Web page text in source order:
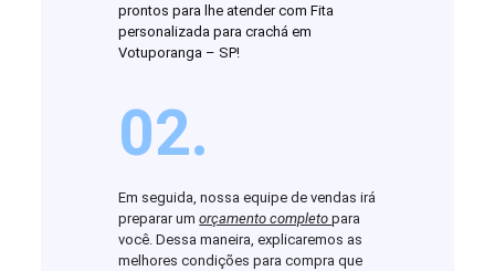
prontos para lhe atender com Fita
personalizada para crachá em
Votuporanga – SP!
02.
Em seguida, nossa equipe de vendas irá
preparar umorçamento completopara
você. Dessa maneira, explicaremos as
melhores condições para compra que